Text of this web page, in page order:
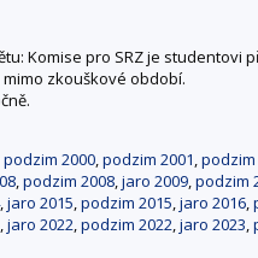
Komise pro SRZ je studentovi
zkouškové období.
podzim 2000,podzim 2001,podzim
,podzim 2008,jaro 2009,podzim
,jaro 2015,podzim 2015,jaro 2016,
,jaro 2022,podzim 2022,jaro 2023,